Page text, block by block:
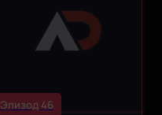
Эпизод 46